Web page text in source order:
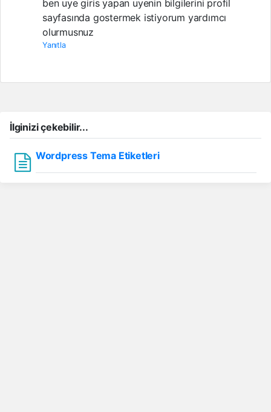
ben uye giris yapan uyenin bilgilerini profil
sayfasında gostermek istiyorum yardımcı
olurmusnuz
Yanıtla
İlginizi çekebilir...
Wordpress Tema Etiketleri